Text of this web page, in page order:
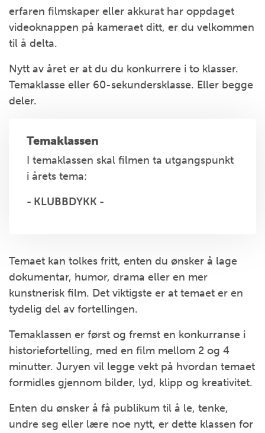
erfaren filmskaper eller akkurat har oppdaget
videoknappen på kameraet ditt, er du velkommen
til å delta.
Nytt av året er at du du konkurrere i to klasser.
Temaklasse eller 60-sekundersklasse. Eller begge
deler.
Temaklassen
I temaklassen skal filmen ta utgangspunkt
i årets tema:
- KLUBBDYKK -
Temaet kan tolkes fritt, enten du ønsker å lage
dokumentar, humor, drama eller en mer
kunstnerisk film. Det viktigste er at temaet er en
tydelig del av fortellingen.
Temaklassen er først og fremst en konkurranse i
historiefortelling, med en film mellom 2 og 4
minutter. Juryen vil legge vekt på hvordan temaet
formidles gjennom bilder, lyd, klipp og kreativitet.
Enten du ønsker å få publikum til å le, tenke,
undre seg eller lære noe nytt, er dette klassen for